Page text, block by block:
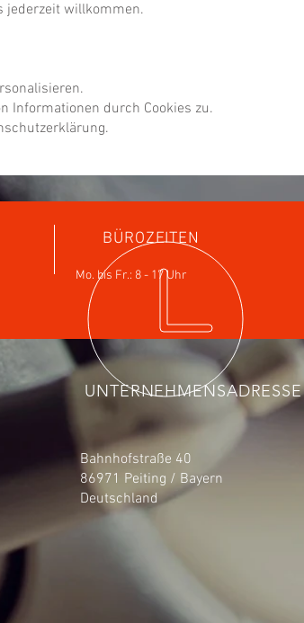
jederzeit willkommen.
Informationen durch Cookies zu.
BÜROZEITEN
Mo. bis Fr.: 8 - 17 Uhr
UNTERNEHMENSADRESSE
Bahnhofstraße 40
86971 Peiting / Bayern
Deutschland